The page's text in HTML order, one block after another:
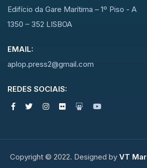
Edifício da Gare Marítima – 1º Piso - A
1350 – 352 LISBOA
EMAIL:
aplop.press2@gmail.com
REDES SOCIAIS:
Copyright © 2022. Designed by VT Mar